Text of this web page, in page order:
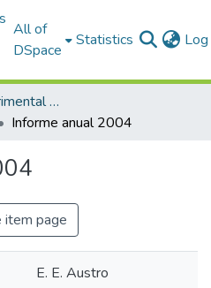
All of
DSpace
Statistics
2.- Estación Experimental Austro
Informe anual 2004
item page
E. E. Austro